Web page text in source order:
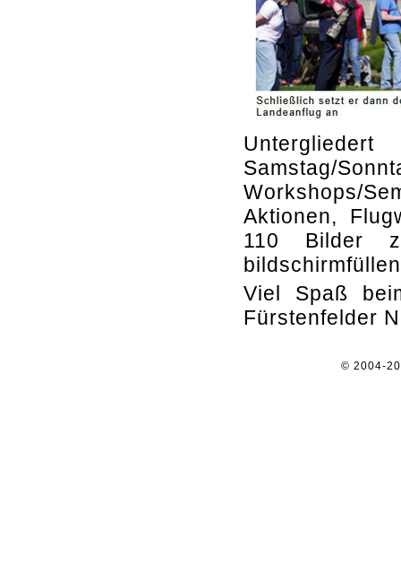
Workshops/
Aktionen,
110 Bilder
Viel Spaß
Fürstenfelder
© 2004-